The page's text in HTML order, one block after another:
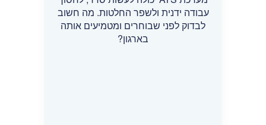
עבודה ידנית ולשפר החלטות. מה חשוב
לבדוק לפני שבוחרים ומטמיעים אותה
בארגון?